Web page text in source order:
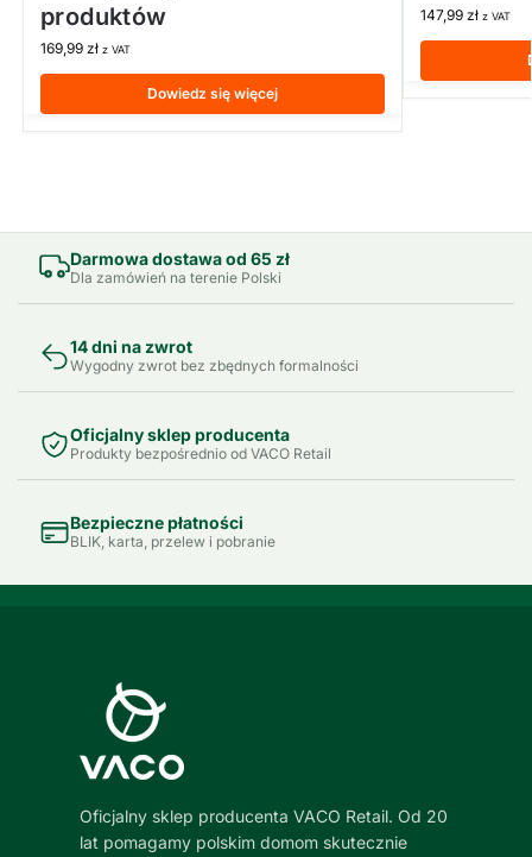
produktów
169,99 zł z VAT
Dowiedz się więcej
147,99 zł z VAT
Darmowa dostawa od 65 zł
Dla zamówień na terenie Polski
14 dni na zwrot
Wygodny zwrot bez zbędnych formalności
Oficjalny sklep producenta
Produkty bezpośrednio od VACO Retail
Bezpieczne płatności
BLIK, karta, przelew i pobranie
Oficjalny sklep producenta VACO Retail. Od 20
lat pomagamy polskim domom skutecznie